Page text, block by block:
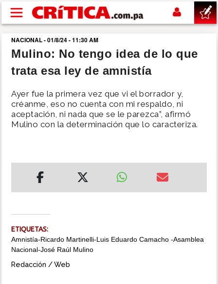
Pasar al contenido principal
buscar
SUCESOS
NACIONAL
POLÍTICA
DEPORTES
INSÓLITAS
MULTIMEDIA
NACIONAL - 01/8/24 - 11:30 AM
Mulino: No tengo idea de lo que
trata esa ley de amnistía
Ayer fue la primera vez que vi el borrador y,
créanme, eso no cuenta con mi respaldo, ni
aceptación, ni nada que se le parezca”, afirmó
Mulino con la determinación que lo caracteriza.
ETIQUETAS:
Amnistía-Ricardo Martinelli-Luis Eduardo Camacho -Asamblea
Nacional-José Raúl Mulino
Redacción / Web